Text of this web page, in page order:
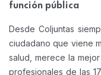
función pública
Desde Coljuntas
ciudadano que viene
salud, merece la
profesionales de las